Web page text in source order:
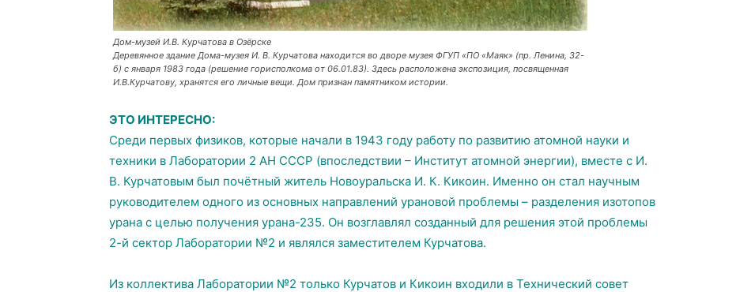
Дом-музей И.В. Курчатова в Озёрске
Деревянное здание Дома-музея И. В. Курчатова находится во дворе музея ФГУП «ПО «Маяк» (пр. Ленина, 32-
б) с января 1983 года (решение горисполкома от 06.01.83). Здесь расположена экспозиция, посвященная
И.В.Курчатову, хранятся его личные вещи. Дом признан памятником истории.
ЭТО ИНТЕРЕСНО:
Среди первых физиков, которые начали в 1943 году работу по развитию атомной науки и
техники в Лаборатории 2 АН СССР (впоследствии – Институт атомной энергии), вместе с И.
В. Курчатовым был почётный житель Новоуральска И. К. Кикоин. Именно он стал научным
руководителем одного из основных направлений урановой проблемы – разделения изотопов
урана с целью получения урана-235. Он возглавлял созданный для решения этой проблемы
2-й сектор Лаборатории №2 и являлся заместителем Курчатова.
Из коллектива Лаборатории №2 только Курчатов и Кикоин входили в Технический совет